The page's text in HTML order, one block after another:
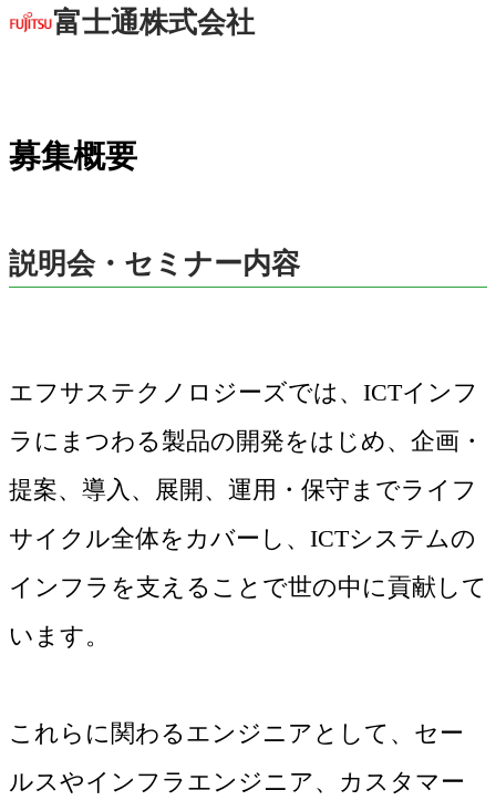
富士通株式会社
募集概要
説明会・セミナー内容
エフサステクノロジーズでは、ICTインフ
ラにまつわる製品の開発をはじめ、企画・
提案、導入、展開、運用・保守までライフ
サイクル全体をカバーし、ICTシステムの
インフラを支えることで世の中に貢献して
います。
これらに関わるエンジニアとして、セー
ルスやインフラエンジニア、カスタマー